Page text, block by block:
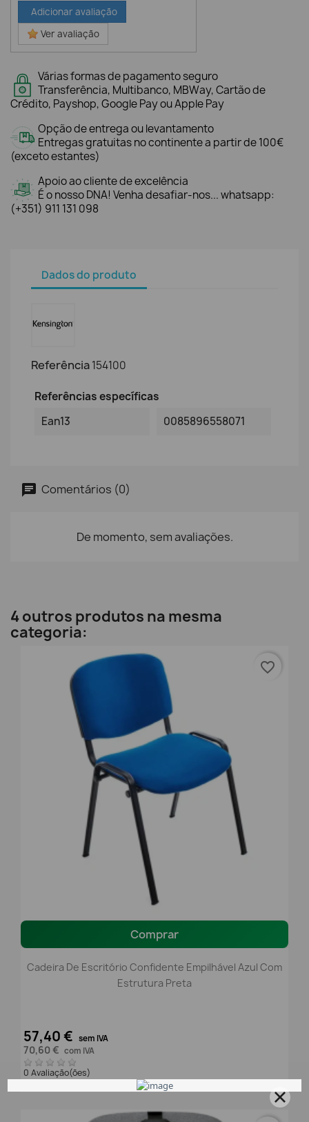
Adicionar avaliação
Ver avaliação
Várias formas de pagamento seguro
Transferência, Multibanco, MBWay, Cartão de
Crédito, Payshop, Google Pay ou Apple Pay
Opção de entrega ou levantamento
Entregas gratuitas no continente a partir de 100€
(exceto estantes)
Apoio ao cliente de excelência
É o nosso DNA! Venha desafiar-nos... whatsapp:
(+351) 911 131 098
Dados do produto
Referência154100
Referências específicas
Ean13
0085896558071
Comentários (0)
De momento, sem avaliações.
4 outros produtos na mesma
categoria:
Comprar
Cadeira De Escritório Confidente Empilhável Azul Com
Estrutura Preta
57,40 € sem IVA
70,60 € com IVA
0 Avaliação(ões)
favorite_border